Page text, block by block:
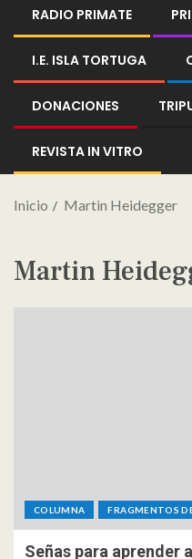
RADIO PRIMATE
I.E. ISLA TORTUGA
DONACIONES
REVISTA IN VITRO
Inicio Martin Heidegger
Martin
COLUMNA FRAGMENTOS
Señas para aprender